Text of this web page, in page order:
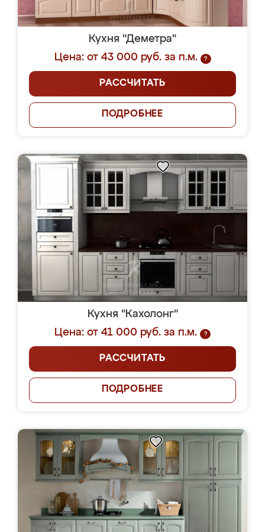
Кухня "Деметра"
Цена: от 43 000 руб. за п.м.
?
РАССЧИТАТЬ
ПОДРОБНЕЕ
Кухня "Кахолонг"
Цена: от 41 000 руб. за п.м.
?
РАССЧИТАТЬ
ПОДРОБНЕЕ